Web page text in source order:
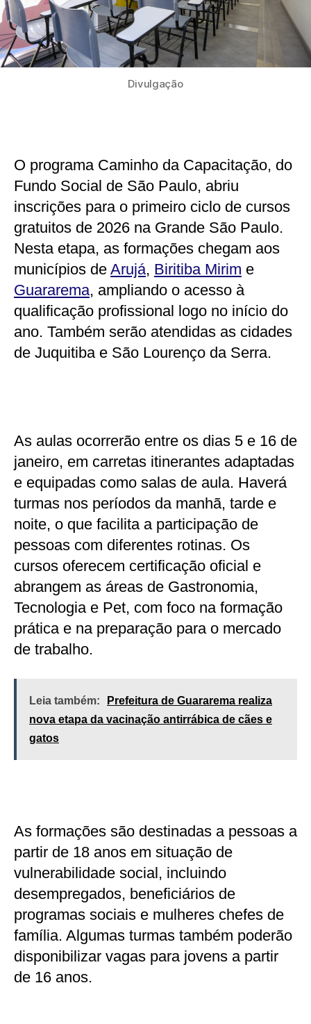
Divulgação
O programa Caminho da Capacitação, do
Fundo Social de São Paulo, abriu
inscrições para o primeiro ciclo de cursos
gratuitos de 2026 na Grande São Paulo.
Nesta etapa, as formações chegam aos
municípios de Arujá, Biritiba Mirim e
Guararema, ampliando o acesso à
qualificação profissional logo no início do
ano. Também serão atendidas as cidades
de Juquitiba e São Lourenço da Serra.
As aulas ocorrerão entre os dias 5 e 16 de
janeiro, em carretas itinerantes adaptadas
e equipadas como salas de aula. Haverá
turmas nos períodos da manhã, tarde e
noite, o que facilita a participação de
pessoas com diferentes rotinas. Os
cursos oferecem certificação oficial e
abrangem as áreas de Gastronomia,
Tecnologia e Pet, com foco na formação
prática e na preparação para o mercado
de trabalho.
Leia também:
Prefeitura de Guararema realiza
nova etapa da vacinação antirrábica de cães e
gatos
As formações são destinadas a pessoas a
partir de 18 anos em situação de
vulnerabilidade social, incluindo
desempregados, beneficiários de
programas sociais e mulheres chefes de
família. Algumas turmas também poderão
disponibilizar vagas para jovens a partir
de 16 anos.